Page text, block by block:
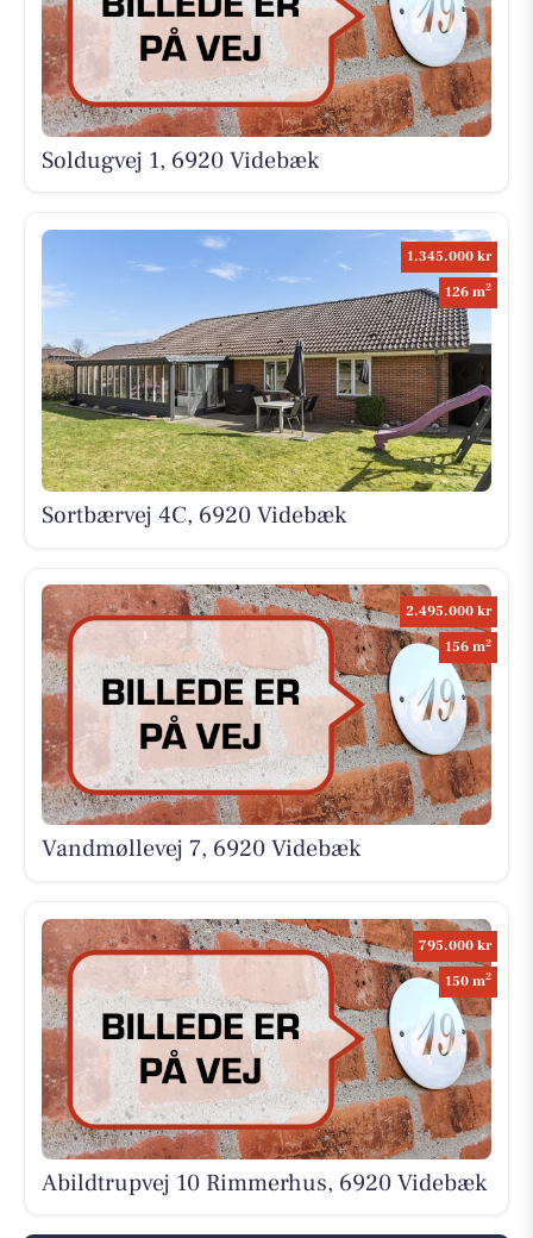
Soldugvej 1, 6920 Videbæk
1.345.000 kr
126 m2
Sortbærvej 4C, 6920 Videbæk
2.495.000 kr
156 m2
Vandmøllevej 7, 6920 Videbæk
795.000 kr
150 m2
Abildtrupvej 10 Rimmerhus, 6920 Videbæk